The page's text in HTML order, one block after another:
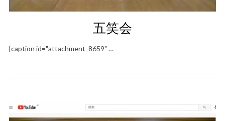
五笑会
[caption id="attachment_8659" …